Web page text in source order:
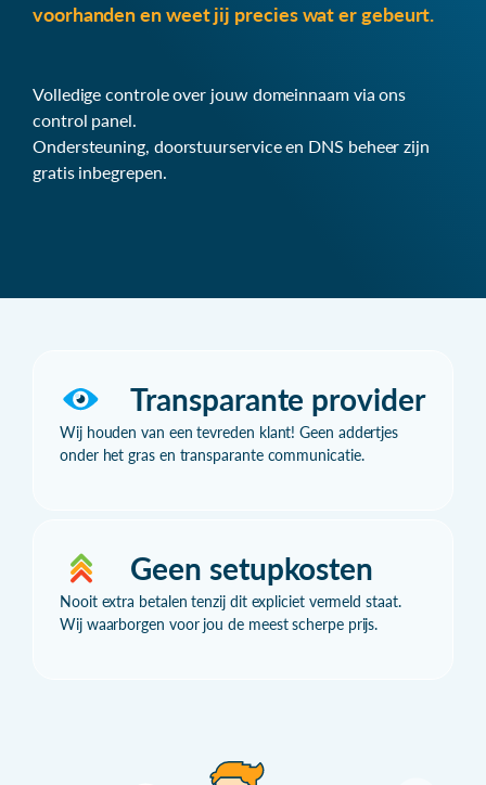
voorhanden en weet jij precies wat er gebeurt.
Volledige controle over jouw domeinnaam via ons
control panel.
Ondersteuning, doorstuurservice en DNS beheer zijn
gratis inbegrepen.
Transparante provider
Wij houden van een tevreden klant! Geen addertjes
onder het gras en transparante communicatie.
Geen setupkosten
Nooit extra betalen tenzij dit expliciet vermeld staat.
Wij waarborgen voor jou de meest scherpe prijs.